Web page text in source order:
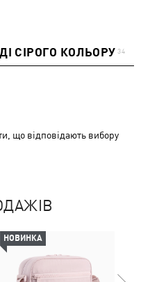
СІРОГО КОЛЬОРУ 34
що відповідають вибору
НОВИНКА